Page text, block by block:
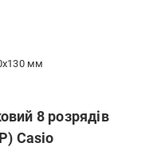
мм
8 розрядів
Casio